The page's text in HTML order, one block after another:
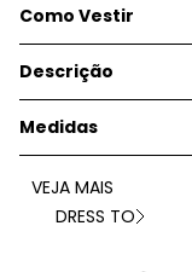
Como Vestir
Descrição
Medidas
VEJA MAIS
DRESS TO